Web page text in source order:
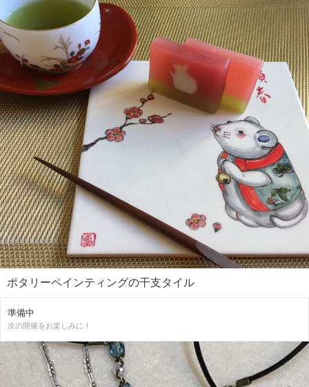
ポタリーペインティングの干支タイル
準備中
次の開催をお楽しみに！